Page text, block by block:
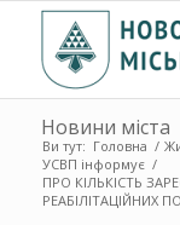
Новини міста
Ви тут: Головна /
УСВП інформує /
ПРО КІЛЬКІСТЬ
РЕАБІЛІТАЦІЙНИХ